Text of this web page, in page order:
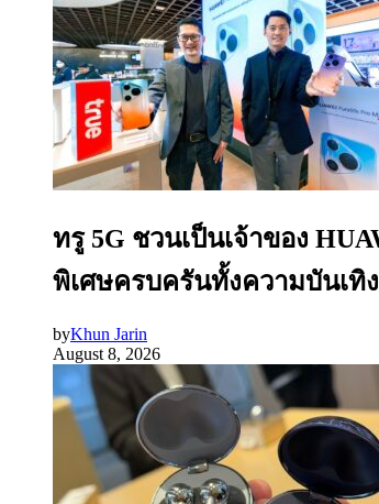
ทรู 5G ชวนเป็นเจ้าของ
พิเศษครบครันทั้งความบันเทิ
byKhun Jarin
August 8, 2026